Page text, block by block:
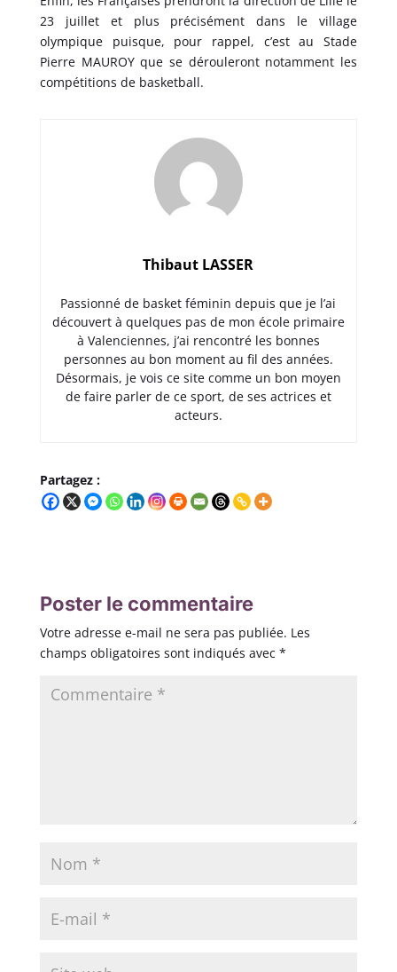
23 juillet et plus précisément dans le village
olympique puisque, pour rappel, c’est au Stade
Pierre MAUROY que se dérouleront notamment les
compétitions de basketball.
Thibaut LASSER
Passionné de basket féminin depuis que je l’ai
découvert à quelques pas de mon école primaire
à Valenciennes, j’ai rencontré les bonnes
personnes au bon moment au fil des années.
Désormais, je vois ce site comme un bon moyen
de faire parler de ce sport, de ses actrices et
acteurs.
Partagez :
Poster le commentaire
Votre adresse e-mail ne sera pas publiée. Les
champs obligatoires sont indiqués avec *